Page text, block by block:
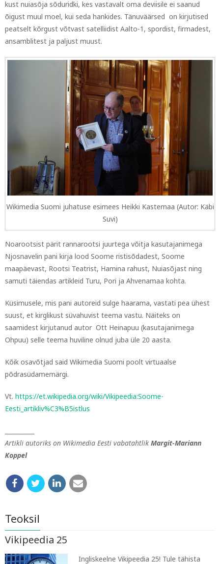
kust nuiasõja sõduridki, kes vastavalt oma deviisile ei saanud
õigust muul moel, kui seda hankides. Tänuväärsed on kirjutised
peatselt kõrgust võtvast satelliidist Aalto-1, spordist, firmadest,
ansamblitest ja paljust muust.
Wikimedia Suomi juhatuse esimees Heikki Kastemaa (Autor: Käbi
Suvi)
Noarootsist pärit rannarootsi juurtega võitja kasutajanimega
Njosnavelin pani kirja lood Soome ristisõdadest, Soome
maapäevast, Rootsi Teatrist, Hamina rahust, Nuiasõjast ning
samuti täiendas artikleid Turu, Pori ja Ahvenamaa kohta.
Küsimusele, mis pani autoreid sulge haarama, vastati pea ühest
suust, et kirglikust süvahuvist teema vastu. Näiteks on
saamidest kirjutanud autor Ott Heinapuu (kasutajanimega
Ohpuu) selle teema huviline olnud juba üle 20 aasta.
Kõik osavõtjad said Wikimedia Suomi poolt virtuaalse
põdrasüdamemärgi.
Vt. https://et.wikipedia.org/wiki/Vikipeedia:Soome-
Eesti_artikliv%C3%B5istlus
Artikli autoriks on Wikimedia Eesti vabatahtlik Margit-Mariann
Koppel
Teoksil
Vikipeedia 25
Ingliskeelne Vikipeedia 25! Tule tähista